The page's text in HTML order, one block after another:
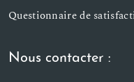
Questionnaire de
Nous contacter :